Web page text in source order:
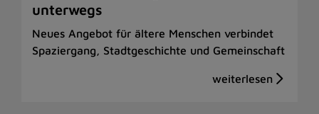
unterwegs
Neues Angebot für ältere Menschen verbindet
Spaziergang, Stadtgeschichte und Gemeinschaft